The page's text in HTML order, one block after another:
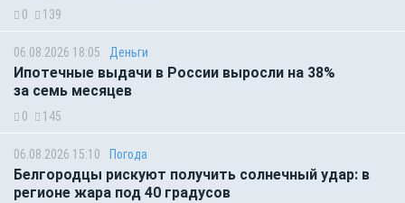
0 139
06.08.2026 18:05 Деньги
Ипотечные выдачи в России выросли на 38%
за семь месяцев
0 145
06.08.2026 15:10 Погода
Белгородцы рискуют получить солнечный удар: в
регионе жара под 40 градусов